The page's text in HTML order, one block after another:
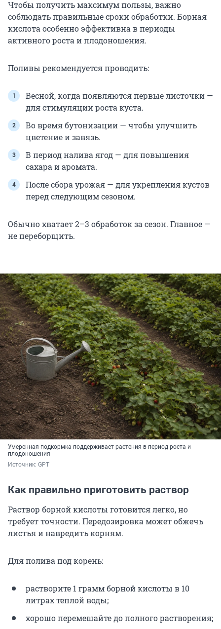
Чтобы получить максимум пользы, важно
соблюдать правильные сроки обработки. Борная
кислота особенно эффективна в периоды
активного роста и плодоношения.
Поливы рекомендуется проводить:
Весной, когда появляются первые листочки —
для стимуляции роста куста.
Во время бутонизации — чтобы улучшить
цветение и завязь.
В период налива ягод — для повышения
сахара и аромата.
После сбора урожая — для укрепления кустов
перед следующим сезоном.
Обычно хватает 2–3 обработок за сезон. Главное —
не переборщить.
Умеренная подкормка поддерживает растения в период роста и
плодоношения
Источник: GPT
Как правильно приготовить раствор
Раствор борной кислоты готовится легко, но
требует точности. Передозировка может обжечь
листья и навредить корням.
Для полива под корень:
растворите 1 грамм борной кислоты в 10
литрах теплой воды;
хорошо перемешайте до полного растворения;